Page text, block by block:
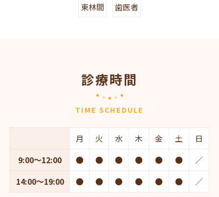
東林間 歯医者
TIME SCHEDULE
診療時間
月 火 水 木 金 土
日
9:00～12:00
● ● ● ● ● ●
／
14:00～19:00
● ● ● ● ● ●
／